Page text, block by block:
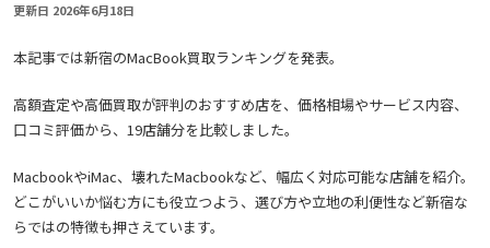
更新日 2026年6月18日
本記事では新宿のMacBook買取ランキングを発表。
高額査定や高価買取が評判のおすすめ店を、価格相場やサービス内容、
口コミ評価から、19店舗分を比較しました。
MacbookやiMac、壊れたMacbookなど、幅広く対応可能な店舗を紹介。
どこがいいか悩む方にも役立つよう、選び方や立地の利便性など新宿な
らではの特徴も押さえています。